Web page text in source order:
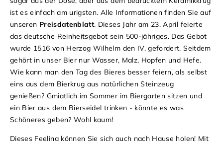
ist es einfach am urigsten. Alle Informationen finden Sie auf
unseren Preisdatenblatt. Dieses Jahr am 23. April feierte
das deutsche Reinheitsgebot sein 500-jähriges. Das Gebot
wurde 1516 von Herzog Wilhelm den IV. gefordert. Seitdem
gehört in unser Bier nur Wasser, Malz, Hopfen und Hefe.
Wie kann man den Tag des Bieres besser feiern, als selbst
eins aus dem Bierkrug aus natürlichen Steinzeug
genießen? Gmiatlich im Sommer im Biergarten sitzen und
ein Bier aus dem Bierseidel trinken - könnte es was
Schöneres geben? Wohl kaum!
Dieses Feeling können Sie sich auch nach Hause holen! Mit